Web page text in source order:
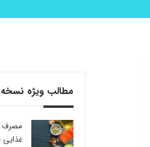
مطالب ویژه نسخه